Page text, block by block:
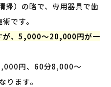
掃）の略で、専用器具で歯
です。
が、5,000〜20,000円が一
円、60分8,000〜
ます。